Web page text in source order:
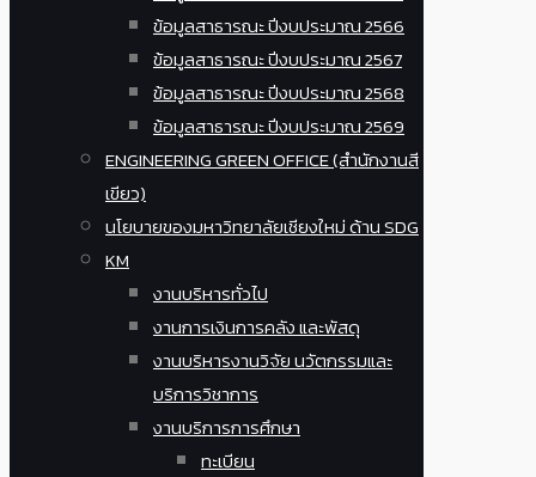
ข้อมูลสาธารณะ ปีงบประมาณ 2566
ข้อมูลสาธารณะ ปีงบประมาณ 2567
ข้อมูลสาธารณะ ปีงบประมาณ 2568
ข้อมูลสาธารณะ ปีงบประมาณ 2569
ENGINEERING GREEN OFFICE (สำนักงานสี
เขียว)
นโยบายของมหาวิทยาลัยเชียงใหม่ ด้าน SDG
KM
งานบริหารทั่วไป
งานการเงินการคลัง และพัสดุ
งานบริหารงานวิจัย นวัตกรรมและ
บริการวิชาการ
งานบริการการศึกษา
ทะเบียน